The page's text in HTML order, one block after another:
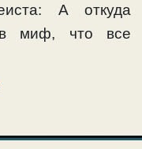
А откуда
миф, что все